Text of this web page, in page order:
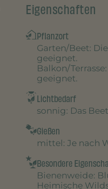
Eigenschaften
Pflanzort
Garten/Beet:
geeignet.
Balkon/Terrasse
geeignet.
Lichtbedarf
sonnig: Das
Gießen
mittel : Je nach
Besondere
Bienenweide:
Heimische